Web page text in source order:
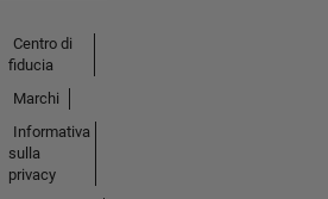
Centro di
fiducia
Marchi
Informativa
sulla
privacy